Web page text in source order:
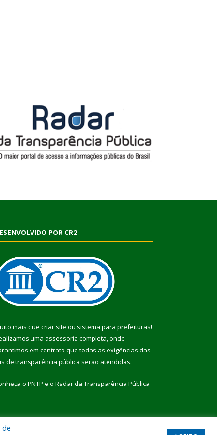
POR CR2
mais que criar site ou sistema para prefeituras!
uma assessoria completa, onde
em contrato que todas as exigências das
de transparência pública serão atendidas.
o PNTP e o Radar da Transparência Pública
de